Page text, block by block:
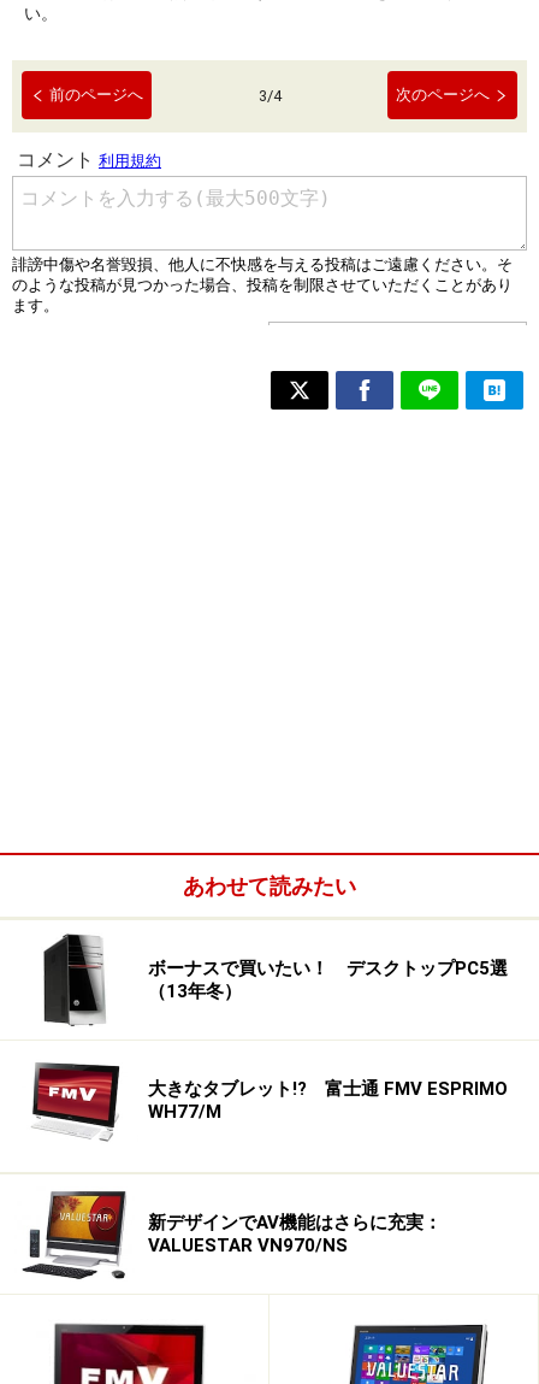
い。
前のページへ 3/4 次のページへ
あわせて読みたい
ボーナスで買いたい！ デスクトップPC5選
（13年冬）
大きなタブレット!? 富士通 FMV ESPRIMO
WH77/M
新デザインでAV機能はさらに充実：
VALUESTAR VN970/NS